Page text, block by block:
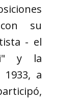
su
- el
y la
a